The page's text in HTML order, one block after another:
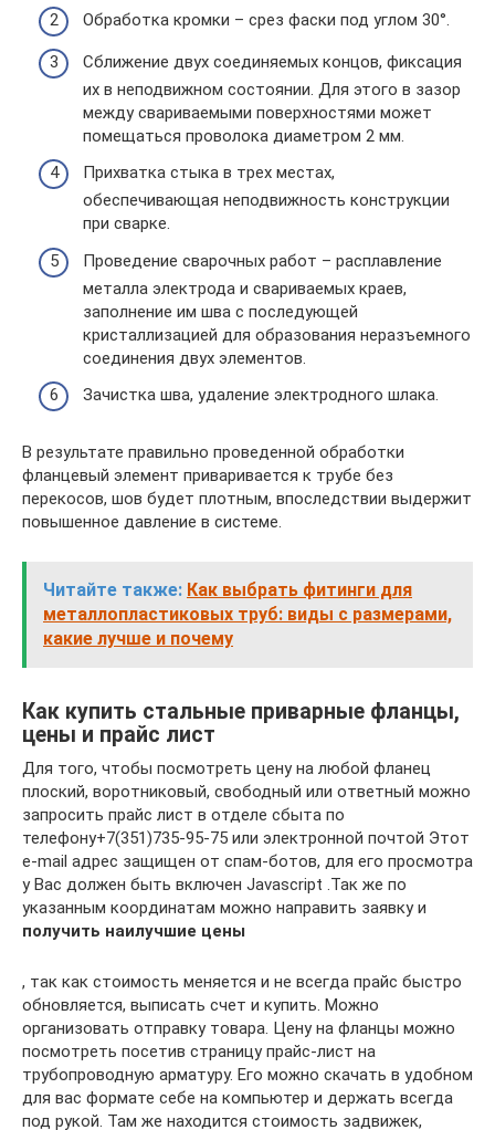
Обработка кромки – срез фаски под углом 30°.
Сближение двух соединяемых концов, фиксация
их в неподвижном состоянии. Для этого в зазор
между свариваемыми поверхностями может
помещаться проволока диаметром 2 мм.
Прихватка стыка в трех местах,
обеспечивающая неподвижность конструкции
при сварке.
Проведение сварочных работ – расплавление
металла электрода и свариваемых краев,
заполнение им шва с последующей
кристаллизацией для образования неразъемного
соединения двух элементов.
Зачистка шва, удаление электродного шлака.
В результате правильно проведенной обработки
фланцевый элемент приваривается к трубе без
перекосов, шов будет плотным, впоследствии выдержит
повышенное давление в системе.
Читайте также: Как выбрать фитинги для
металлопластиковых труб: виды с размерами,
какие лучше и почему
Как купить стальные приварные фланцы,
цены и прайс лист
Для того, чтобы посмотреть цену на любой фланец
плоский, воротниковый, свободный или ответный можно
запросить прайс лист в отделе сбыта по
телефону+7(351)735-95-75 или электронной почтой Этот
e-mail адрес защищен от спам-ботов, для его просмотра
у Вас должен быть включен Javascript .Так же по
указанным координатам можно направить заявку и
получить наилучшие цены
, так как стоимость меняется и не всегда прайс быстро
обновляется, выписать счет и купить. Можно
организовать отправку товара. Цену на фланцы можно
посмотреть посетив страницу прайс-лист на
трубопроводную арматуру. Его можно скачать в удобном
для вас формате себе на компьютер и держать всегда
под рукой. Там же находится стоимость задвижек,